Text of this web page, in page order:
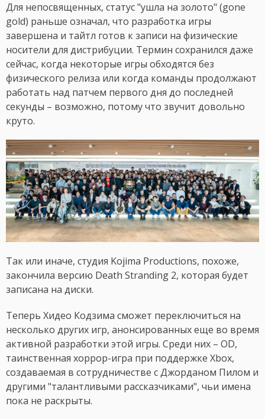
Для непосвященных, статус "ушла на золото" (gone
gold) раньше означал, что разработка игры
завершена и тайтл готов к записи на физические
носители для дистрибуции. Термин сохранился даже
сейчас, когда некоторые игры обходятся без
физического релиза или когда команды продолжают
работать над патчем первого дня до последней
секунды – возможно, потому что звучит довольно
круто.
Так или иначе, студия Kojima Productions, похоже,
закончила версию Death Stranding 2, которая будет
записана на диски.
Теперь Хидео Кодзима сможет переключиться на
несколько других игр, анонсированных еще во время
активной разработки этой игры. Среди них – OD,
таинственная хоррор-игра при поддержке Xbox,
создаваемая в сотрудничестве с Джорданом Пилом и
другими "талантливыми рассказчиками", чьи имена
пока не раскрыты.